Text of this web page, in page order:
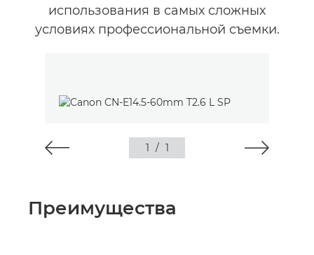
использования в самых сложных
условиях профессиональной съемки.
1 / 1
Преимущества